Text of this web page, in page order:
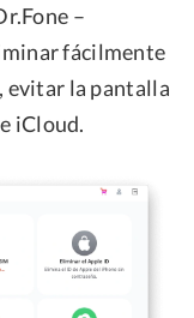
–
fácilmente
evitar la pantalla
iCloud.